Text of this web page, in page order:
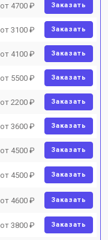
от 4700 ₽ Заказать
от 3100 ₽ Заказать
от 4100 ₽ Заказать
от 5500 ₽ Заказать
от 2200 ₽ Заказать
от 3600 ₽ Заказать
от 4500 ₽ Заказать
от 4500 ₽ Заказать
от 4600 ₽ Заказать
от 3800 ₽ Заказать